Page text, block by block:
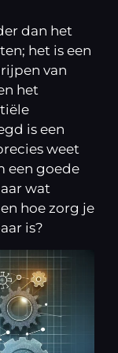
dan het
het is een
van
het
is een
weet
een goede
wat
hoe zorg je
is?